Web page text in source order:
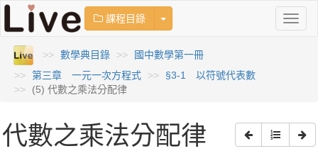
課程目錄 Toggle Dropdown
數學典目錄
國中數學第一冊
第三章 一元一次方程式
§3-1 以符號代表數
(5) 代數之乘法分配律
代數之乘法分配律